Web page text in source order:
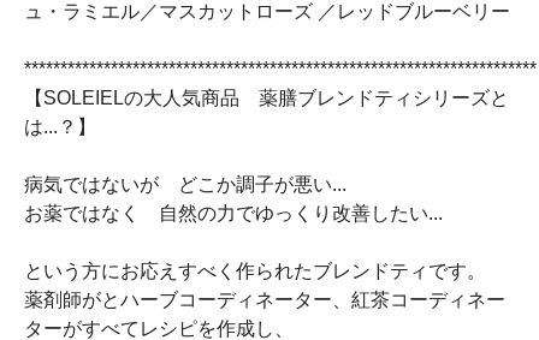
ュ・ラミエル／マスカットローズ ／レッドブルーベリー
***********************************************************************
【SOLEIELの大人気商品 薬膳ブレンドティシリーズと
は...？】
病気ではないが どこか調子が悪い...
お薬ではなく 自然の力でゆっくり改善したい...
という方にお応えすべく作られたブレンドティです。
薬剤師がとハーブコーディネーター、紅茶コーディネー
ターがすべてレシピを作成し、